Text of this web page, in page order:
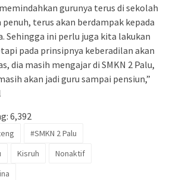
gurunya terus di sekolah
terus akan berdampak kepada
Sehingga ini perlu juga kita lakukan
pada prinsipnya keberadilan akan
dia masih mengajar di SMKN 2 Palu,
akan jadi guru sampai pensiun,”
6,392
#SMKN 2 Palu
Kisruh
Nonaktif